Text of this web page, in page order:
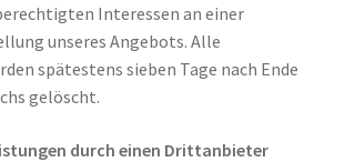
Interessen an einer
unseres Angebots. Alle
spätestens sieben Tage nach Ende
gelöscht.
durch einen Drittanbieter